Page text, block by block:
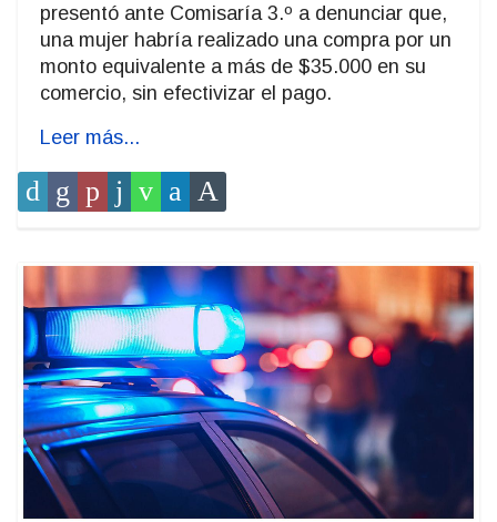
presentó ante Comisaría 3.º a denunciar que,
una mujer habría realizado una compra por un
monto equivalente a más de $35.000 en su
comercio, sin efectivizar el pago.
Leer más...